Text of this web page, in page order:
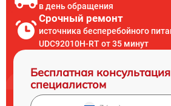
в день обращения
Срочный ремонт
источника бесперебойного
UDC92010H-RT от 35 минут
Бесплатная
специалистом